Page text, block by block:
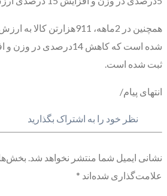
ثبت شده است.
انتهای پیام/
نظر خود را به اشتراک بگذارید
نشانی ایمیل شما منتشر نخواهد شد.
علامت‌گذاری شده‌اند *